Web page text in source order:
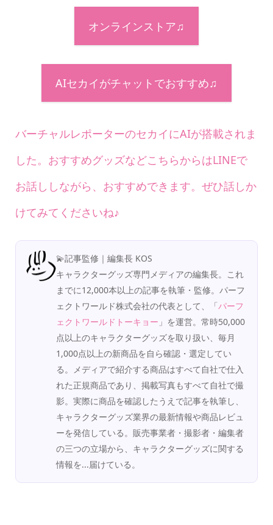
オンラインストア♫
AIセカイがチャットでおすすめ♫
バーチャルレポーターのセカイにAIが搭載されま
した。おすすめグッズなどこちらからはLINEで
お話ししながら、おすすめできます。ぜひ話しか
けてみてくださいね♪
💫記事監修｜編集長 KOS
キャラクターグッズ専門メディアの編集長。これ
までに12,000本以上の記事を執筆・監修。パーフ
ェクトワールド株式会社の代表として、「パーフ
ェクトワールドトーキョー 」を運営。常時50,000
点以上のキャラクターグッズを取り扱い、毎月
1,000点以上の新商品を自ら確認・選定してい
る。メディアで紹介する商品はすべて自社で仕入
れた正規商品であり、掲載写真もすべて自社で撮
影。実際に商品を確認したうえで記事を執筆し、
キャラクターグッズ業界の最新情報や商品レビュ
ーを発信している。販売事業者・撮影者・編集者
の三つの立場から、キャラクターグッズに関する
情報を...届けている。